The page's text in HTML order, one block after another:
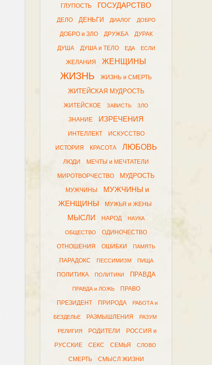
ГЛУПОСТЬ ГОСУДАРСТВО
ДЕЛО ДЕНЬГИ ДИАЛОГ ДОБРО
ДОБРО и ЗЛО ДРУЖБА ДУРАК
ДУША ДУША и ТЕЛО ЕДА ЕСЛИ
ЖЕЛАНИЯ ЖЕНЩИНЫ
ЖИЗНЬ ЖИЗНЬ и СМЕРТЬ
ЖИТЕЙСКАЯ МУДРОСТЬ
ЖИТЕЙСКОЕ ЗАВИСТЬ ЗЛО
ЗНАНИЕ ИЗРЕЧЕНИЯ
ИНТЕЛЛЕКТ ИСКУССТВО
ИСТОРИЯ КРАСОТА ЛЮБОВЬ
ЛЮДИ МЕЧТЫ и МЕЧТАТЕЛИ
МИРОТВОРЧЕСТВО МУДРОСТЬ
МУЖЧИНЫ
МУЖЧИНЫ и
ЖЕНЩИНЫ
МУЖЬЯ и ЖЕНЫ
МЫСЛИ НАРОД НАУКА
ОБЩЕСТВО ОДИНОЧЕСТВО
ОТНОШЕНИЯ ОШИБКИ ПАМЯТЬ
ПАРАДОКС ПЕССИМИЗМ ПИЩА
ПОЛИТИКА ПОЛИТИКИ ПРАВДА
ПРАВДА и ЛОЖЬ ПРАВО
ПРЕЗИДЕНТ ПРИРОДА РАБОТА и
БЕЗДЕЛЬЕ РАЗМЫШЛЕНИЯ РАЗУМ
РЕЛИГИЯ РОДИТЕЛИ РОССИЯ и
РУССКИЕ СЕКС СЕМЬЯ СЛОВО
СМЕРТЬ СМЫСЛ ЖИЗНИ